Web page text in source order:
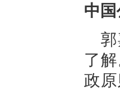
中
了
政